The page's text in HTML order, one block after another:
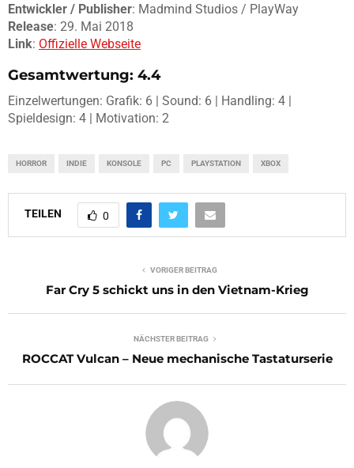
Entwickler / Publisher: Madmind Studios / PlayWay
Release: 29. Mai 2018
Link: Offizielle Webseite
Gesamtwertung: 4.4
Einzelwertungen: Grafik: 6 | Sound: 6 | Handling: 4 |
Spieldesign: 4 | Motivation: 2
HORROR INDIE KONSOLE PC PLAYSTATION XBOX
TEILEN 0
VORIGER BEITRAG
Far Cry 5 schickt uns in den Vietnam-Krieg
NÄCHSTER BEITRAG
ROCCAT Vulcan – Neue mechanische Tastaturserie